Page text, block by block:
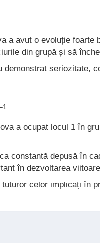
a avut o evoluție foarte
din grupă și să
demonstrat seriozitate,
a ocupat locul 1 în
constantă depusă în
în dezvoltarea
celor implicați în